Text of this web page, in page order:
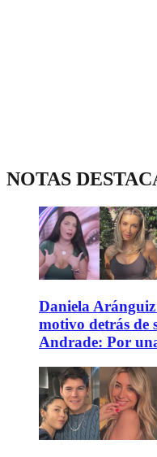
NOTAS
Daniela
motivo detrás de
Andrade: Por